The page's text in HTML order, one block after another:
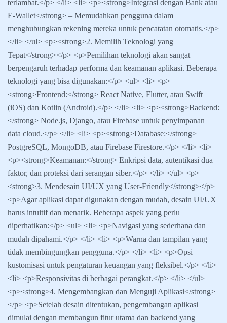
terlambat.</p> </li> <li> <p><strong>Integrasi dengan Bank atau
E-Wallet</strong> – Memudahkan pengguna dalam
menghubungkan rekening mereka untuk pencatatan otomatis.</p>
</li> </ul> <p><strong>2. Memilih Teknologi yang
Tepat</strong></p> <p>Pemilihan teknologi akan sangat
berpengaruh terhadap performa dan keamanan aplikasi. Beberapa
teknologi yang bisa digunakan:</p> <ul> <li> <p>
<strong>Frontend:</strong> React Native, Flutter, atau Swift
(iOS) dan Kotlin (Android).</p> </li> <li> <p><strong>Backend:
</strong> Node.js, Django, atau Firebase untuk penyimpanan
data cloud.</p> </li> <li> <p><strong>Database:</strong>
PostgreSQL, MongoDB, atau Firebase Firestore.</p> </li> <li>
<p><strong>Keamanan:</strong> Enkripsi data, autentikasi dua
faktor, dan proteksi dari serangan siber.</p> </li> </ul> <p>
<strong>3. Mendesain UI/UX yang User-Friendly</strong></p>
<p>Agar aplikasi dapat digunakan dengan mudah, desain UI/UX
harus intuitif dan menarik. Beberapa aspek yang perlu
diperhatikan:</p> <ul> <li> <p>Navigasi yang sederhana dan
mudah dipahami.</p> </li> <li> <p>Warna dan tampilan yang
tidak membingungkan pengguna.</p> </li> <li> <p>Opsi
kustomisasi untuk pengaturan keuangan yang fleksibel.</p> </li>
<li> <p>Responsivitas di berbagai perangkat.</p> </li> </ul>
<p><strong>4. Mengembangkan dan Menguji Aplikasi</strong>
</p> <p>Setelah desain ditentukan, pengembangan aplikasi
dimulai dengan membangun fitur utama dan backend yang